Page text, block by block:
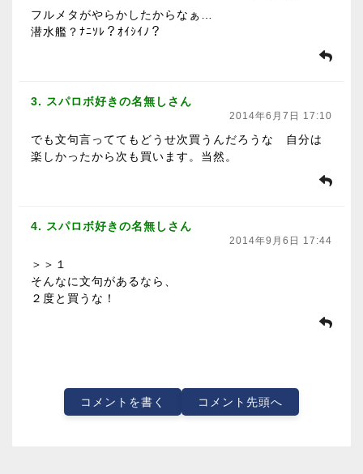
フルメタがやらかしたからなぁ…
潜水艦？ﾅﾆｿﾚ？ｵｲｼｲﾉ？
3. スパロボ好きの名無しさん
2014年6月7日 17:10
でも文句言っててもどうせ次買うんだろうな 自分は
楽しかったから次も買います。当然。
4. スパロボ好きの名無しさん
2014年9月6日 17:44
＞＞１
そんなに文句があるなら、
２度と買うな！
コメントを書く コメント先頭へ